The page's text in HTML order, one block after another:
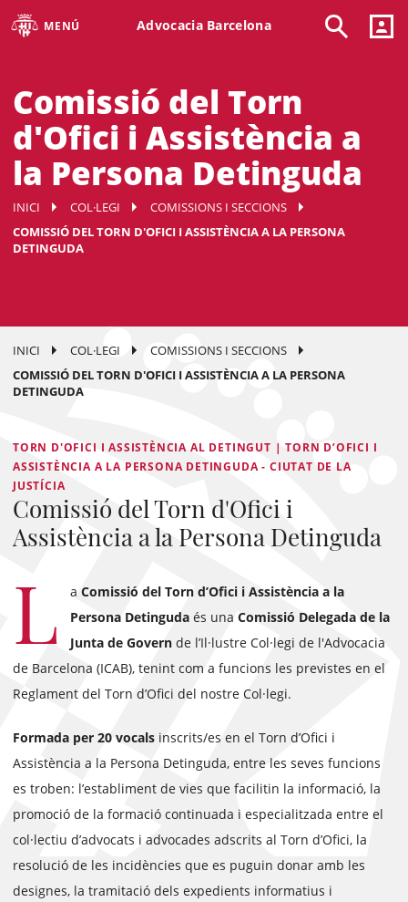
MENÚ Advocacia Barcelona
Comissió del Torn
d'Ofici i Assistència a
la Persona Detinguda
INICI COL·LEGI
COMISSIONS I SECCIONS
COMISSIÓ DEL TORN D'OFICI I ASSISTÈNCIA A LA PERSONA
DETINGUDA
INICI COL·LEGI
COMISSIONS I SECCIONS
COMISSIÓ DEL TORN D'OFICI I ASSISTÈNCIA A LA PERSONA
DETINGUDA
TORN D'OFICI I ASSISTÈNCIA AL DETINGUT | TORN D’OFICI I
ASSISTÈNCIA A LA PERSONA DETINGUDA - CIUTAT DE LA
JUSTÍCIA
Comissió del Torn d'Ofici i
Assistència a la Persona Detinguda
L a Comissió del Torn d’Ofici i Assistència a la
Persona Detinguda és una Comissió Delegada de la
Junta de Govern de l’Il·lustre Col·legi de l'Advocacia
de Barcelona (ICAB), tenint com a funcions les previstes en el
Reglament del Torn d’Ofici del nostre Col·legi.
Formada per 20 vocals inscrits/es en el Torn d’Ofici i
Assistència a la Persona Detinguda, entre les seves funcions
es troben: l’establiment de vies que facilitin la informació, la
promoció de la formació continuada i especialitzada entre el
col·lectiu d’advocats i advocades adscrits al Torn d’Ofici, la
resolució de les incidències que es puguin donar amb les
designes, la tramitació dels expedients informatius i